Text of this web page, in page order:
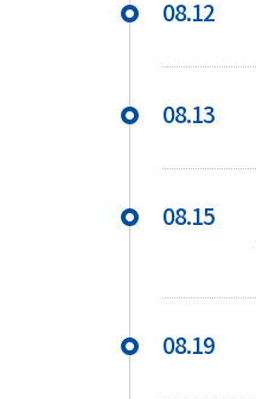
08.12
08.13
08.15
08.19